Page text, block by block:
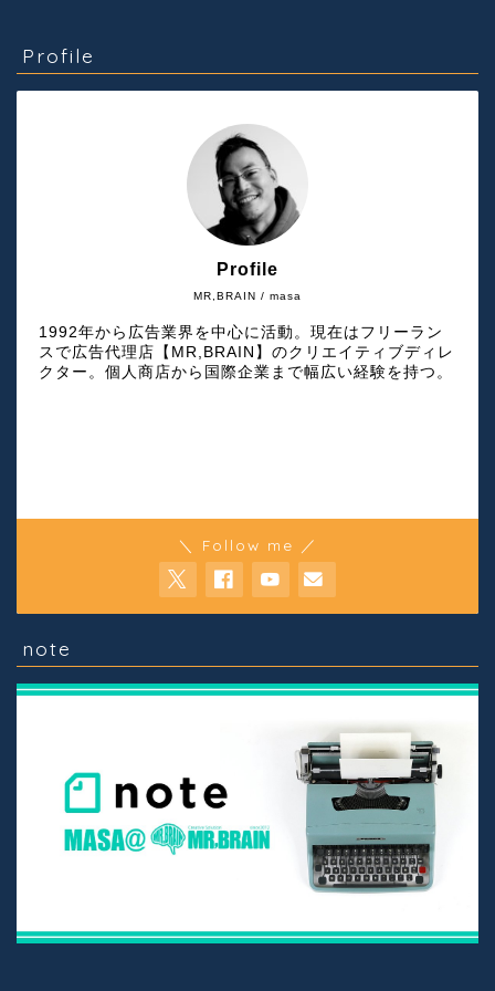
Profile
MR,BRAIN / masa
Profile
1992年から広告業界を中心に活動。現在はフリーラン
スで広告代理店【MR,BRAIN】のクリエイティブディレ
クター。個人商店から国際企業まで幅広い経験を持つ。
＼ Follow me ／
note